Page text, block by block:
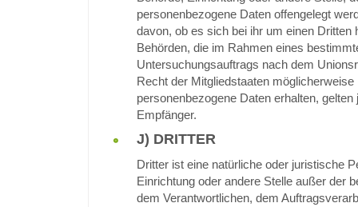
personenbezogene Daten offengelegt
davon, ob es sich bei ihr um einen Dritten
Behörden, die im Rahmen eines
Untersuchungsauftrags nach dem
Recht der Mitgliedstaaten möglicherweise
personenbezogene Daten erhalten, gelten
Empfänger.
J) DRITTER
Dritter ist eine natürliche oder juristische
Einrichtung oder andere Stelle außer der
dem Verantwortlichen, dem